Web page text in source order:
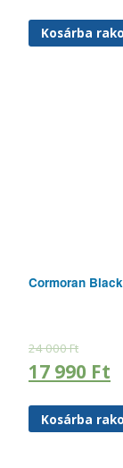
Kosárba
Cormoran
24 000Ft
17 990 Ft
Kosárba